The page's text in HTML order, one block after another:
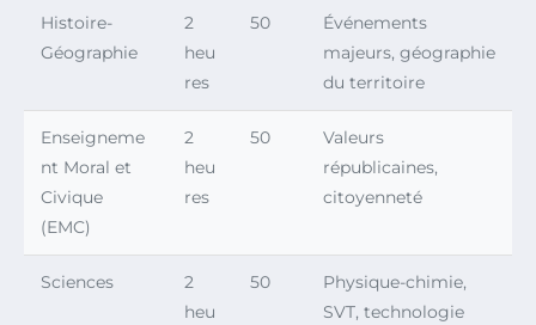
Histoire-
Géographie
2
heu
res
50
Événements
majeurs, géographie
du territoire
Enseigneme
nt Moral et
Civique
(EMC)
2
heu
res
50
Valeurs
républicaines,
citoyenneté
Sciences
2
heu
50
Physique-chimie,
SVT, technologie